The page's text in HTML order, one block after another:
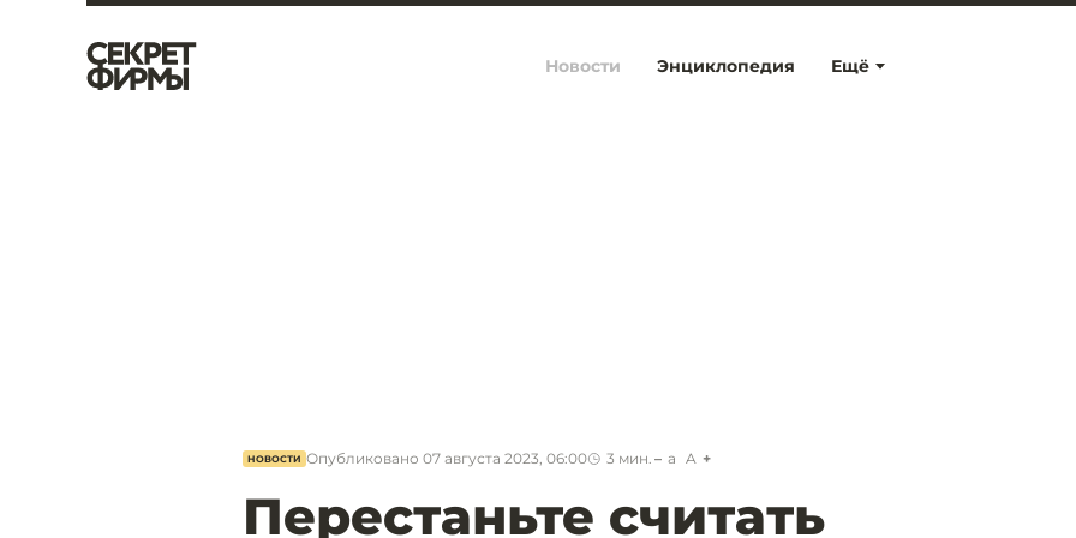
Ещё
Новости Энциклопедия
НОВОСТИ Опубликовано 07 августа 2023, 06:00 3 мин. a A
Перестаньте считать